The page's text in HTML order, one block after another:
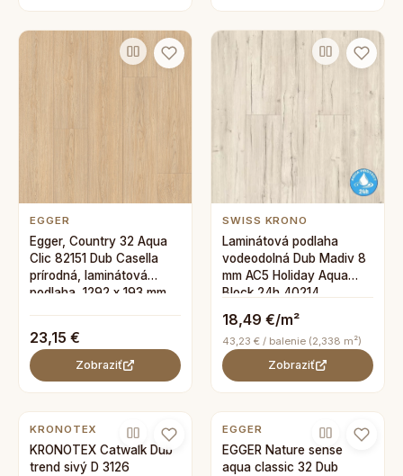
EGGER
Egger, Country 32 Aqua
Clic 82151 Dub Casella
prírodná, laminátová
podlaha, 1292 x 193 mm
23,15 €
Zobraziť
SWISS KRONO
Laminátová podlaha
vodeodolná Dub Madiv 8
mm AC5 Holiday Aqua
Block 24h 40214
18,49 €/m²
43,23 € / balenie (2,338 m²)
Zobraziť
KRONOTEX
KRONOTEX Catwalk Dub
trend sivý D 3126
EGGER
EGGER Nature sense
aqua classic 32 Dub